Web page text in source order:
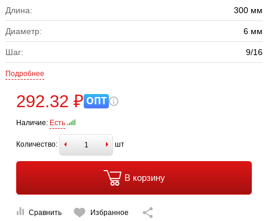
Длина: 300 мм
Диаметр: 6 мм
Шаг: 9/16
Подробнее
292.32 ₽ ОПТ
Наличие: Есть
Количество: шт
В корзину
Сравнить Избранное